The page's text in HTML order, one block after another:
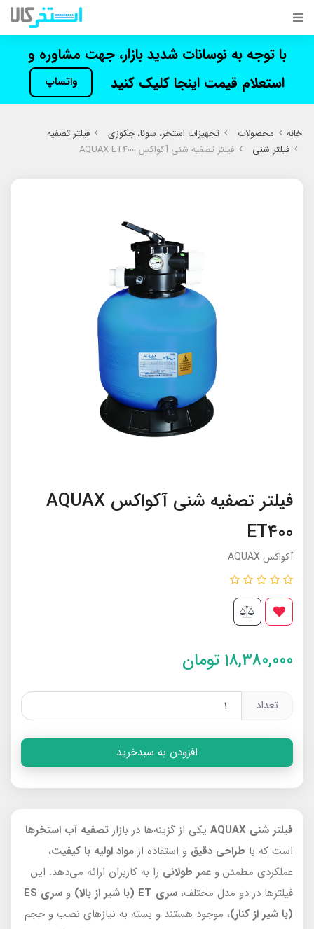
با توجه به نوسانات شدید بازار، جهت مشاوره و
استعلام قیمت اینجا کلیک کنید
واتساپ
خانه محصولات تجهیزات استخر، سونا، جکوزی
فیلتر تصفیه
فیلتر شنی
فیلتر تصفیه شنی آکواکس AQUAX ET400
فیلتر تصفیه شنی آکواکس AQUAX
ET400
آکواکس AQUAX
18,380,000 تومان
تعداد
افزودن به سبدخرید
فیلتر شنی AQUAX یکی از گزینه‌ها در بازار تصفیه آب استخرها
است که با طراحی دقیق و استفاده از مواد اولیه با کیفیت،
عملکردی مطمئن و عمر طولانی را به کاربران ارائه می‌دهد. این
فیلترها در دو مدل مختلف، سری ET (با شیر از بالا) و
سری ES
(با شیر از کنار)، موجود هستند و بسته به نیازهای نصب و حجم